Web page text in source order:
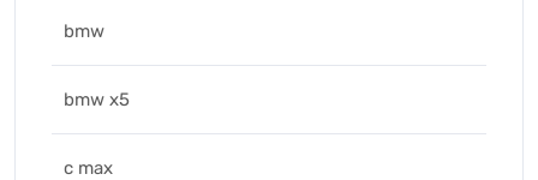
bmw
bmw x5
c max